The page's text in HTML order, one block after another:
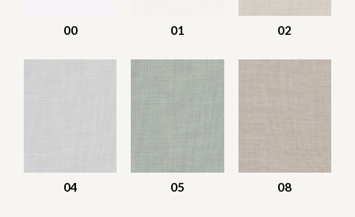
00 01 02
04 05 08